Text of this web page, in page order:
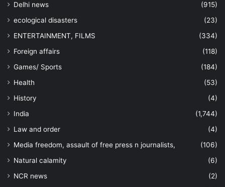
Delhi news
(915)
ecological disasters
(23)
ENTERTAINMENT, FILMS
(334)
Foreign affairs
(118)
Games/ Sports
(184)
Health
(53)
History
(4)
India
(1,744)
Law and order
(4)
Media freedom, assault of free press n journalists,
(106)
Natural calamity
(6)
NCR news
(2)